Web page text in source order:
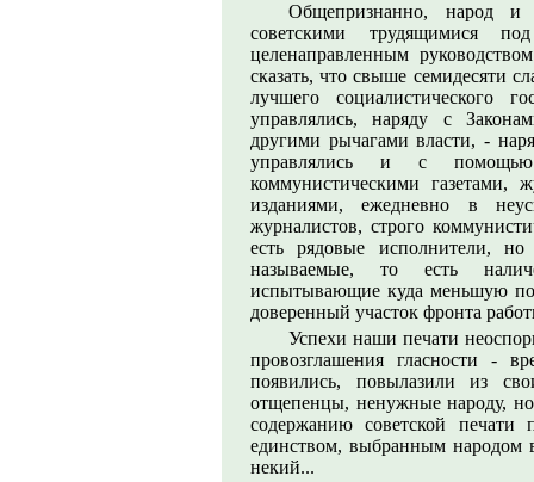
Общепризнанно, народ
советскими трудящимися
целенаправленным
сказать, что свыше семидесяти
лучшего социалистического
управлялись, наряду с
другими рычагами власти, -
управлялись и с
коммунистическими
изданиями, ежедневно в
журналистов, строго
есть рядовые исполнители,
называемые, то есть
испытывающие куда меньшую
доверенный участок фронта
Успехи наши печати
провозглашения гласности -
появились, повылазили из
отщепенцы, ненужные народу,
содержанию советской
единством, выбранным народом
некий...